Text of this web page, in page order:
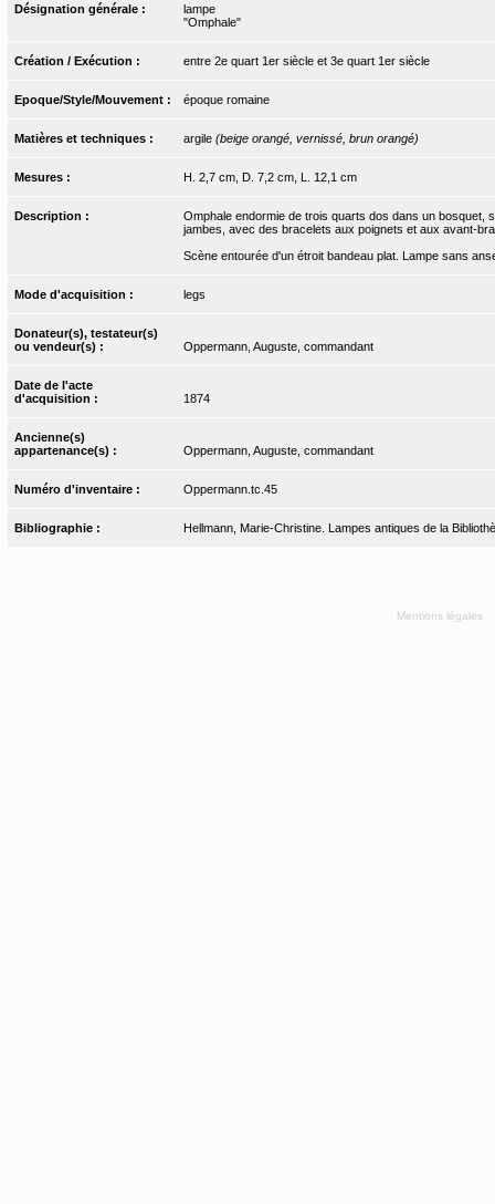
Désignation générale :
lampe
"Omphale"
Création / Exécution : entre 2e quart 1er siècle et 3e quart 1er siècle
Epoque/Style/Mouvement : époque romaine
Matières et techniques : argile (beige orangé, vernissé, brun orangé)
Mesures : H. 2,7 cm, D. 7,2 cm, L. 12,1 cm
Description :
Omphale endormie de trois quarts dos dans un bosquet,
jambes, avec des bracelets aux poignets et aux avant-
Scène entourée d'un étroit bandeau plat. Lampe sans
Mode d'acquisition : legs
Donateur(s), testateur(s)
ou vendeur(s) :
Oppermann, Auguste, commandant
Date de l'acte
d'acquisition :
1874
Ancienne(s)
appartenance(s) :
Oppermann, Auguste, commandant
Numéro d'inventaire : Oppermann.tc.45
Bibliographie : Hellmann, Marie-Christine. Lampes antiques de la
Mentions légales